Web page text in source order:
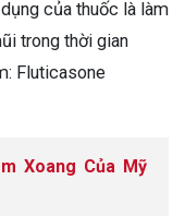
của thuốc là làm
trong thời gian
Fluticasone
Xoang Của Mỹ